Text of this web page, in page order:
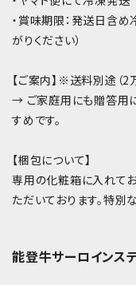
・賞味期限：発送日含
がりください）
【ご案内】※送料別途（
→ ご家庭用にも贈答用
すめです。
【梱包について】
専用の化粧箱に入れて
ただいております。特別
能登牛サーロイン